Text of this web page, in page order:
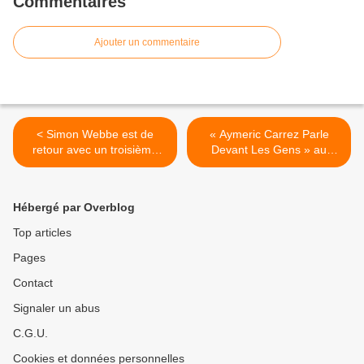
Ajouter un commentaire
< Simon Webbe est de
retour avec un troisième
album solo !
« Aymeric Carrez Parle
Devant Les Gens » au
Théâtre de Ménilmontant,
Hébergé par Overblog
Top articles
Pages
Contact
Signaler un abus
C.G.U.
Cookies et données personnelles